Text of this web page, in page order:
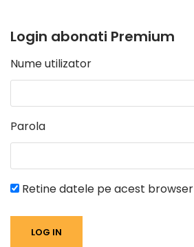
Login abonati Premium
Nume utilizator
Parola
Retine datele pe acest browser